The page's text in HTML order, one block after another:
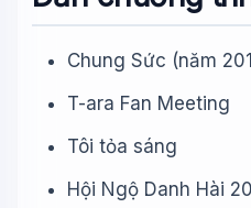
Chung Sức (năm
T-ara Fan Meeting
Tôi tỏa sáng
Hội Ngộ Danh Hài